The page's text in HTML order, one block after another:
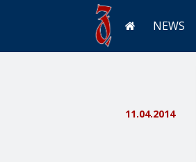
NEWS
11.04.2014